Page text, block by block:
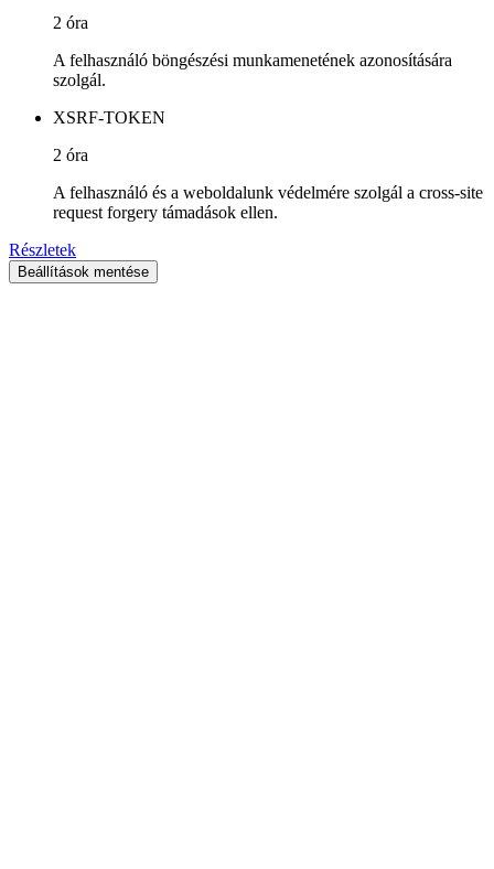
2 óra
A felhasználó böngészési munkamenetének azonosítására
szolgál.
XSRF-TOKEN
2 óra
A felhasználó és a weboldalunk védelmére szolgál a cross-site
request forgery támadások ellen.
Részletek
Beállítások mentése